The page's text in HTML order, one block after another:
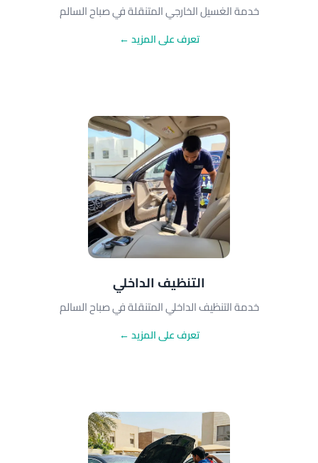
خدمة الغسيل الخارجي المتنقلة في صباح السالم
تعرف على المزيد ←
التنظيف الداخلي
خدمة التنظيف الداخلي المتنقلة في صباح السالم
تعرف على المزيد ←